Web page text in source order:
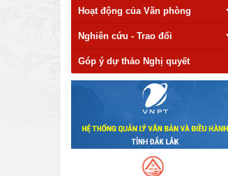
Hoạt động của Văn phòng
Nghiên cứu - Trao đổi
Góp ý dự thảo Nghị quyết